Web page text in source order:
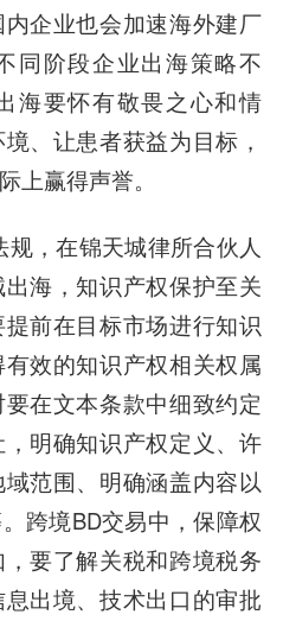
企业也会加速海外建厂
同阶段企业出海策略不
海要怀有敬畏之心和情
、让患者获益为目标，
上赢得声誉。
规，在锦天城律所合伙人
海，知识产权保护至关
前在目标市场进行知识
效的知识产权相关权属
在文本条款中细致约定
明确知识产权定义、许
范围、明确涵盖内容以
跨境BD交易中，保障权
要了解关税和跨境税务
出境、技术出口的审批